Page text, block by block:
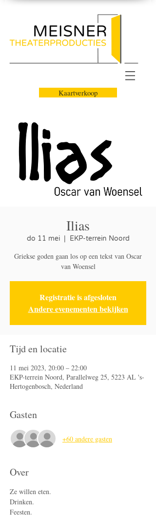
Kaartverkoop
Ilias
do 11 mei
  |
EKP-terrein Noord
Griekse goden gaan los op een tekst van Oscar
van Woensel
Registratie is afgesloten
Andere evenementen bekijken
Tijd en locatie
11 mei 2023, 20:00 – 22:00
EKP-terrein Noord, Parallelweg 25, 5223 AL 's-
Hertogenbosch, Nederland
Gasten
+60 andere gasten
Over
Ze willen eten.
Drinken.
Feesten.